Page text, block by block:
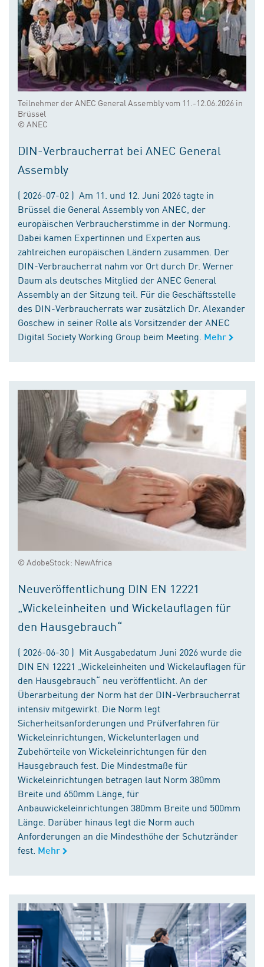
Teilnehmer der ANEC General Assembly vom 11.-12.06.2026 in
Brüssel
© ANEC
DIN-Verbraucherrat bei ANEC General
Assembly
( 2026-07-02 ) Am 11. und 12. Juni 2026 tagte in
Brüssel die General Assembly von ANEC, der
europäischen Verbraucherstimme in der Normung.
Dabei kamen Expertinnen und Experten aus
zahlreichen europäischen Ländern zusammen. Der
DIN-Verbraucherrat nahm vor Ort durch Dr. Werner
Daum als deutsches Mitglied der ANEC General
Assembly an der Sitzung teil. Für die Geschäftsstelle
des DIN-Verbraucherrats war zusätzlich Dr. Alexander
Goschew in seiner Rolle als Vorsitzender der ANEC
Digital Society Working Group beim Meeting. Mehr
© AdobeStock: NewAfrica
Neuveröffentlichung DIN EN 12221
„Wickeleinheiten und Wickelauflagen für
den Hausgebrauch“
( 2026-06-30 ) Mit Ausgabedatum Juni 2026 wurde die
DIN EN 12221 „Wickeleinheiten und Wickelauflagen für
den Hausgebrauch“ neu veröffentlicht. An der
Überarbeitung der Norm hat der DIN-Verbraucherrat
intensiv mitgewirkt. Die Norm legt
Sicherheitsanforderungen und Prüfverfahren für
Wickeleinrichtungen, Wickelunterlagen und
Zubehörteile von Wickeleinrichtungen für den
Hausgebrauch fest. Die Mindestmaße für
Wickeleinrichtungen betragen laut Norm 380mm
Breite und 650mm Länge, für
Anbauwickeleinrichtungen 380mm Breite und 500mm
Länge. Darüber hinaus legt die Norm auch
Anforderungen an die Mindesthöhe der Schutzränder
fest. Mehr